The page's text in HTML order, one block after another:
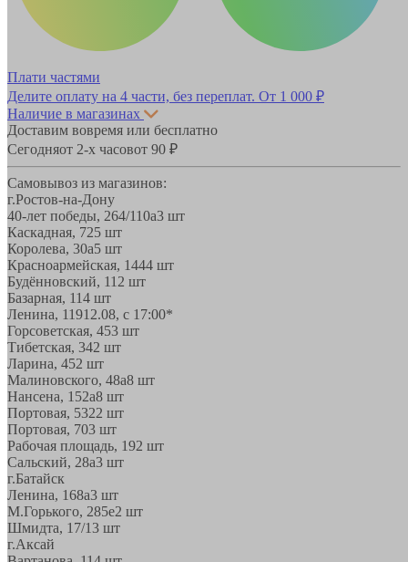
Плати частями
Делите оплату на 4 части, без переплат. От 1 000 ₽
Наличие в магазинах
Доставим вовремя или бесплатно
Сегодняот 2-х часовот 90 ₽
Самовывоз из магазинов:
г.Ростов-на-Дону
40-лет победы, 264/110а3 шт
Каскадная, 725 шт
Королева, 30а5 шт
Красноармейская, 1444 шт
Будённовский, 11 2 шт
Базарная, 114 шт
Ленина, 11912.08, с 17:00*
Горсоветская, 453 шт
Тибетская, 342 шт
Ларина, 452 шт
Малиновского, 48а8 шт
Нансена, 152а8 шт
Портовая, 5322 шт
Портовая, 703 шт
Рабочая площадь, 192 шт
Сальский, 28a3 шт
г.Батайск
Ленина, 168а3 шт
М.Горького, 285е2 шт
Шмидта, 17/13 шт
г.Аксай